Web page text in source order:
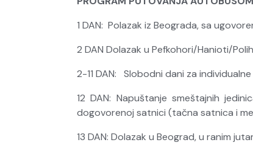
1 DAN: Polazak iz Beograda, sa
2 DAN Dolazak u Pefkohori/Hanioti/
2-11 DAN: Slobodni dani za
12 DAN: Napuštanje smeštajnih
dogovorenoj satnici (tačna satnica i
13 DAN: Dolazak u Beograd, u ranim